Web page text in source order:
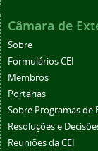
Câmara de
Sobre
Formulários CEI
Membros
Portarias
Sobre Programas de
Resoluções e
Reuniões da CEI